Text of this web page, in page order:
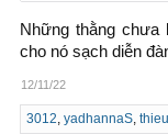
Những thằng
cho nó sạch diễn
12/11/22
3012, yadhannaS,